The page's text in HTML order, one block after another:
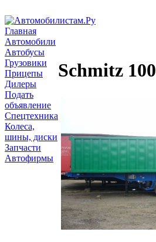
Главная
Автомобили
Автобусы
Грузовики
Прицепы
Дилеры
Подать
объявление
Спецтехника
Колеса,
шины, диски
Запчасти
Автофирмы
Schmitz 100